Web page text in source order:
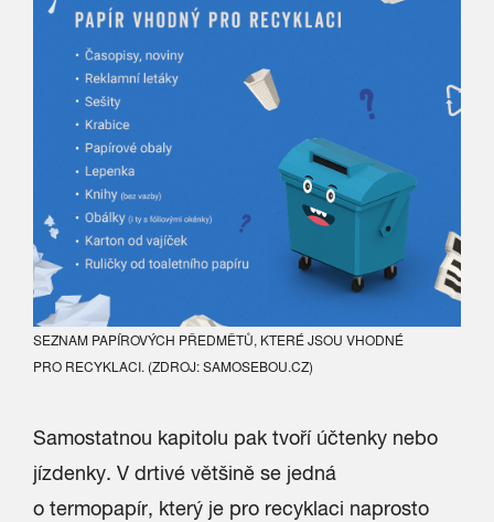
SEZNAM PAPÍROVÝCH PŘEDMĚTŮ, KTERÉ JSOU VHODNÉ
PRO RECYKLACI. (ZDROJ: SAMOSEBOU.CZ)
Samostatnou kapitolu pak tvoří účtenky nebo
jízdenky. V drtivé většině se jedná
o termopapír, který je pro recyklaci naprosto